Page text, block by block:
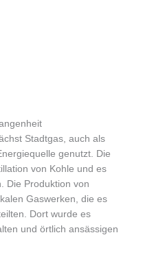
Stadtgas, auch als
genutzt. Die
von Kohle und es
Die Produktion von
Gaswerken, die es
Dort wurde es
und örtlich ansässigen